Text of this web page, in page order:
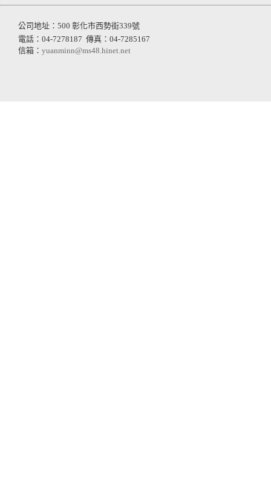
公司地址：500 彰化市西勢街339號
電話：04-7278187 傳真：04-7285167
信箱： yuanminn@ms48.hinet.net